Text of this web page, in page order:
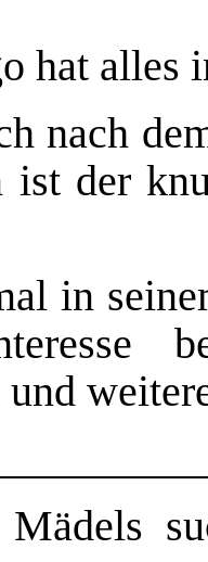
hat alles
nach
ist der
in
und